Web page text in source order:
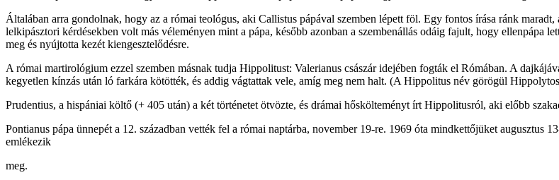
Általában arra gondolnak, hogy az a római teológus, aki Callistus pápával szemben lépett föl. Egy fontos írása ránk
lelkipásztori kérdésekben volt más véleményen mint a pápa, később azonban a szembenállás odáig fajult, hogy ellenpápa
meg és nyújtotta kezét kiengesztelődésre.
A római martirológium ezzel szemben másnak tudja Hippolitust: Valerianus császár idejében fogták el Rómában. A
kegyetlen kínzás után ló farkára kötötték, és addig vágtattak vele, amíg meg nem halt. (A Hippolitus név görögül
Prudentius, a hispániai költő (+ 405 után) a két történetet ötvözte, és drámai hőskölteményt írt Hippolitusról, aki előbb
Pontianus pápa ünnepét a 12. században vették fel a római naptárba, november 19-re. 1969 óta mindkettőjüket
emlékezik
meg.